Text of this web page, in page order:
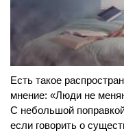
Есть такое
мнение: «Люди не
С небольшой
если говорить о